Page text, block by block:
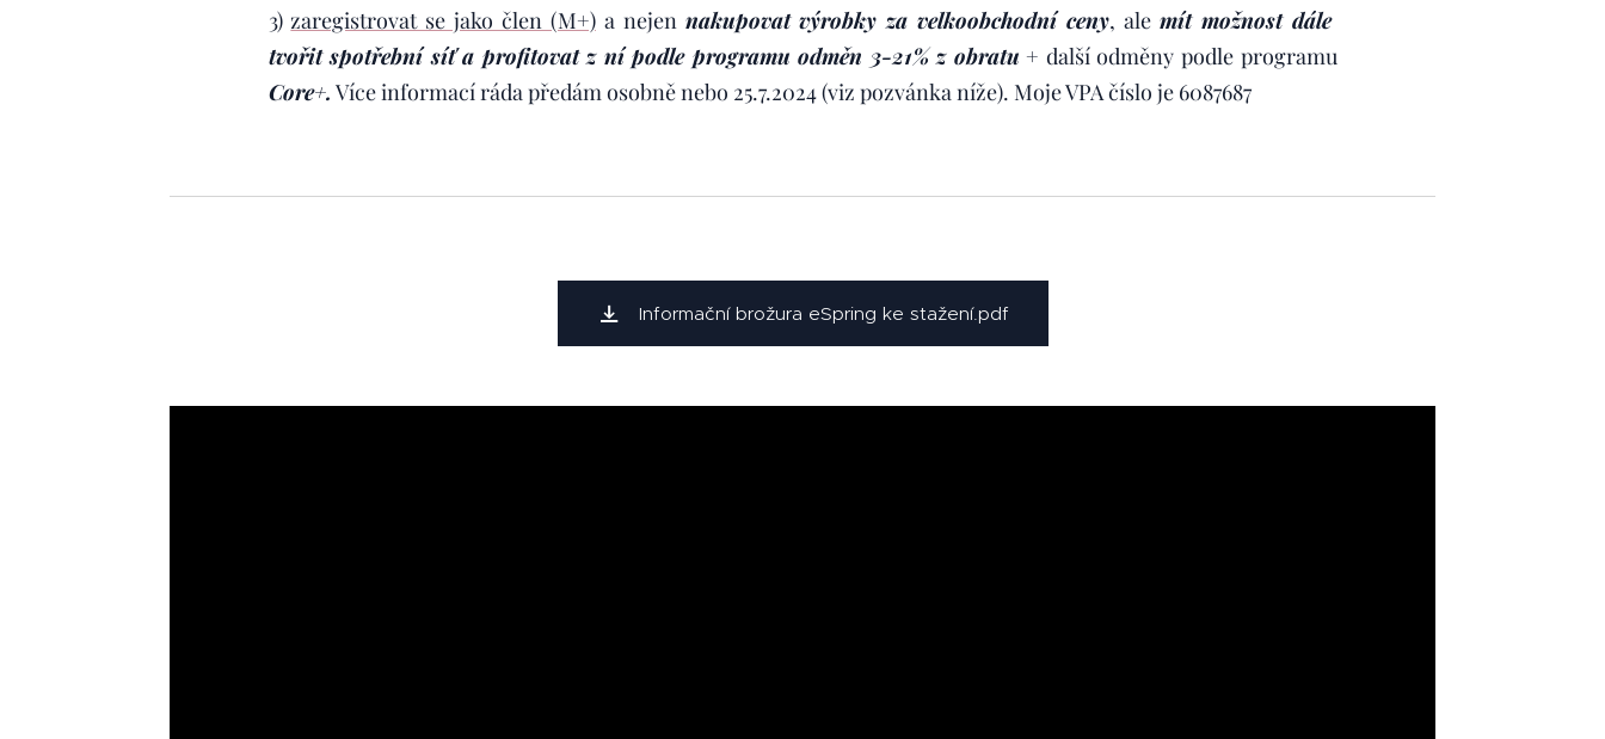
3) zaregistrovat se jako člen (M+)a nejen nakupovat výrobky za velkoobchodní ceny, ale mít možnost dále
tvořit spotřební síť a profitovat z ní podle programu odměn 3-21% z obratu + další odměny podle programu
Core+. Více informací ráda předám osobně nebo 25.7.2024 (viz pozvánka níže). Moje VPA číslo je 6087687
Informační brožura eSpring ke stažení.pdf